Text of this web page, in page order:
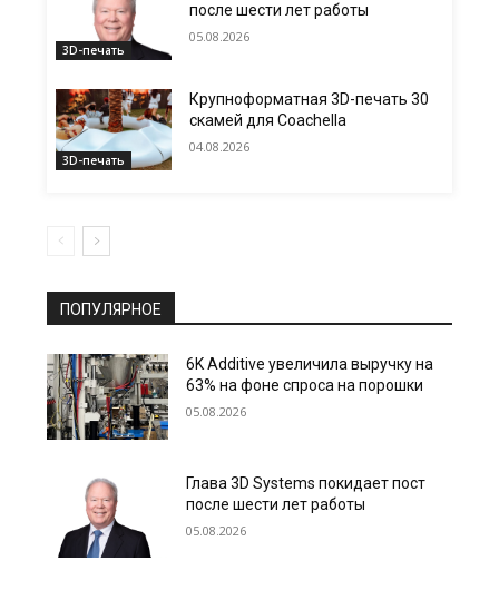
3D-печать
после шести лет работы
05.08.2026
3D-печать
Крупноформатная 3D-печать 30
скамей для Coachella
04.08.2026
ПОПУЛЯРНОЕ
6K Additive увеличила выручку на
63% на фоне спроса на порошки
05.08.2026
Глава 3D Systems покидает пост
после шести лет работы
05.08.2026